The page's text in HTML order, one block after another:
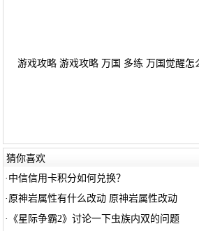
游戏攻略 游戏攻略 万国 多练 万国觉醒
猜你喜欢
· 中信信用卡积分如何兑换？
· 原神岩属性有什么改动 原神岩属性改动
· 《星际争霸2》讨论一下虫族内双的问题